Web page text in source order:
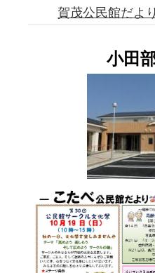
賀茂公民館だより
小田